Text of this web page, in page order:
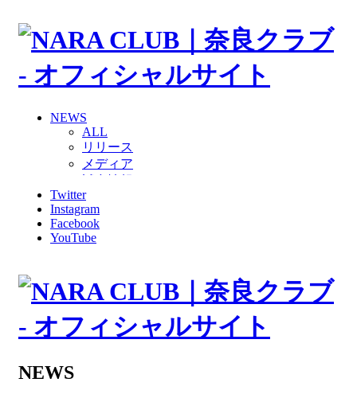
NEWS
ALL
リリース
メディア
グッズ
ファンコミュニティ
普及・育成
ホームタウン
その他
TEAM
2026/27トップチームスタッフ
Twitter
Instagram
Facebook
YouTube
NEWS